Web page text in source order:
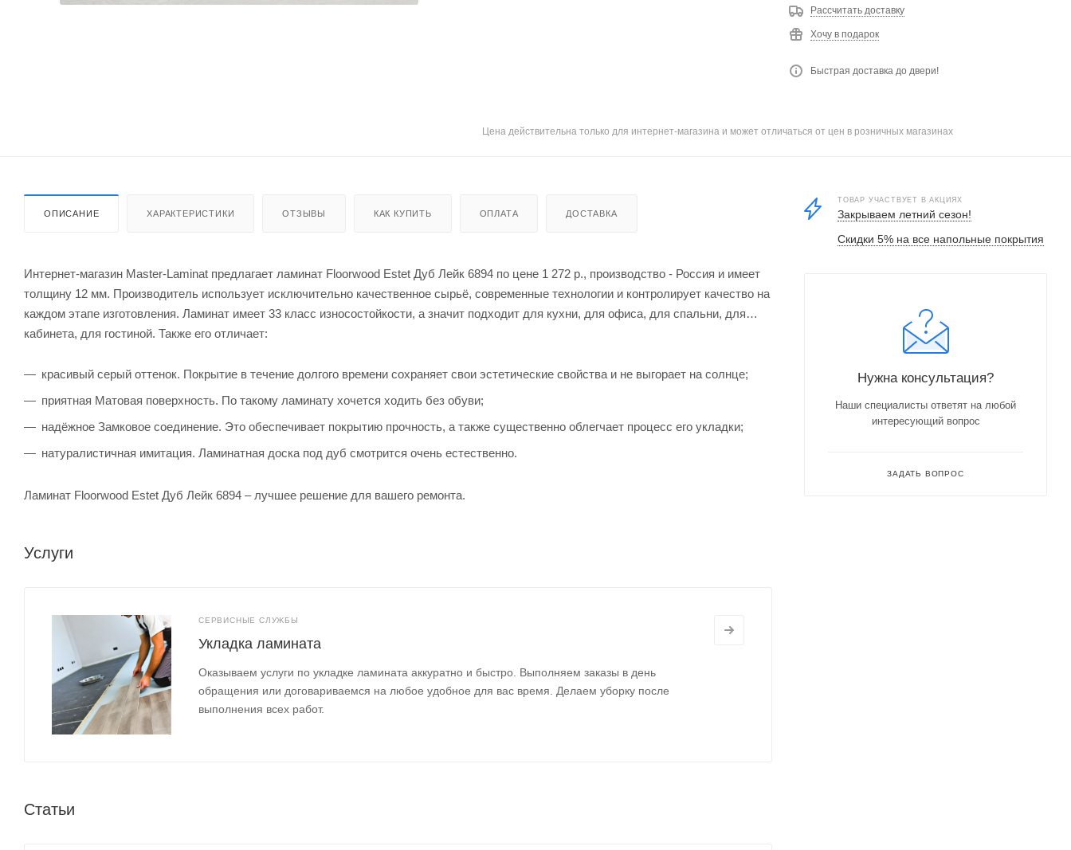
Рассчитать доставку
Хочу в подарок
Быстрая доставка до двери!
Цена действительна только для интернет-магазина и может отличаться от цен в розничных магазинах
ОПИСАНИЕ ХАРАКТЕРИСТИКИ ОТЗЫВЫ КАК КУПИТЬ ОПЛАТА ДОСТАВКА
Интернет-магазин Master-Laminat предлагает ламинат Floorwood Estet Дуб Лейк 6894 по цене 1 272 р., производство - Россия и имеет
толщину 12 мм. Производитель использует исключительно качественное сырьё, современные технологии и контролирует качество на
каждом этапе изготовления. Ламинат имеет 33 класс износостойкости, а значит подходит для кухни, для офиса, для спальни, для
кабинета, для гостиной. Также его отличает:
красивый серый оттенок. Покрытие в течение долгого времени сохраняет свои эстетические свойства и не выгорает на солнце;
приятная Матовая поверхность. По такому ламинату хочется ходить без обуви;
надёжное Замковое соединение. Это обеспечивает покрытию прочность, а также существенно облегчает процесс его укладки;
натуралистичная имитация. Ламинатная доска под дуб смотрится очень естественно.
Ламинат Floorwood Estet Дуб Лейк 6894 – лучшее решение для вашего ремонта.
Услуги
СЕРВИСНЫЕ СЛУЖБЫ
Укладка ламината
Оказываем услуги по укладке ламината аккуратно и быстро. Выполняем заказы в день
обращения или договариваемся на любое удобное для вас время. Делаем уборку после
выполнения всех работ.
Статьи
ТОВАР УЧАСТВУЕТ В АКЦИЯХ
Закрываем летний сезон!
Скидки 5% на все напольные покрытия
Нужна консультация?
Наши специалисты ответят на любой
интересующий вопрос
ЗАДАТЬ ВОПРОС